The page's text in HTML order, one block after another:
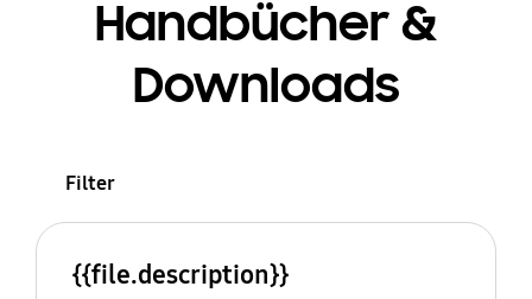
Handbücher &
Downloads
Filter
{{file.description}}